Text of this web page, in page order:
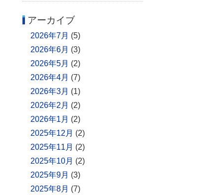
アーカイブ
2026年7月 (5)
2026年6月 (3)
2026年5月 (2)
2026年4月 (7)
2026年3月 (1)
2026年2月 (2)
2026年1月 (2)
2025年12月 (2)
2025年11月 (2)
2025年10月 (2)
2025年9月 (3)
2025年8月 (7)